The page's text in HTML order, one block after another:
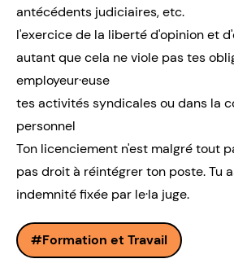
antécédents judiciaires, etc.
l'exercice de la liberté d'opinion et
autant que cela ne viole pas tes
employeur·euse
tes activités syndicales ou dans la
personnel
Ton licenciement n'est malgré tout
pas droit à réintégrer ton poste. Tu
indemnité fixée par le·la juge.
Formation et Travail